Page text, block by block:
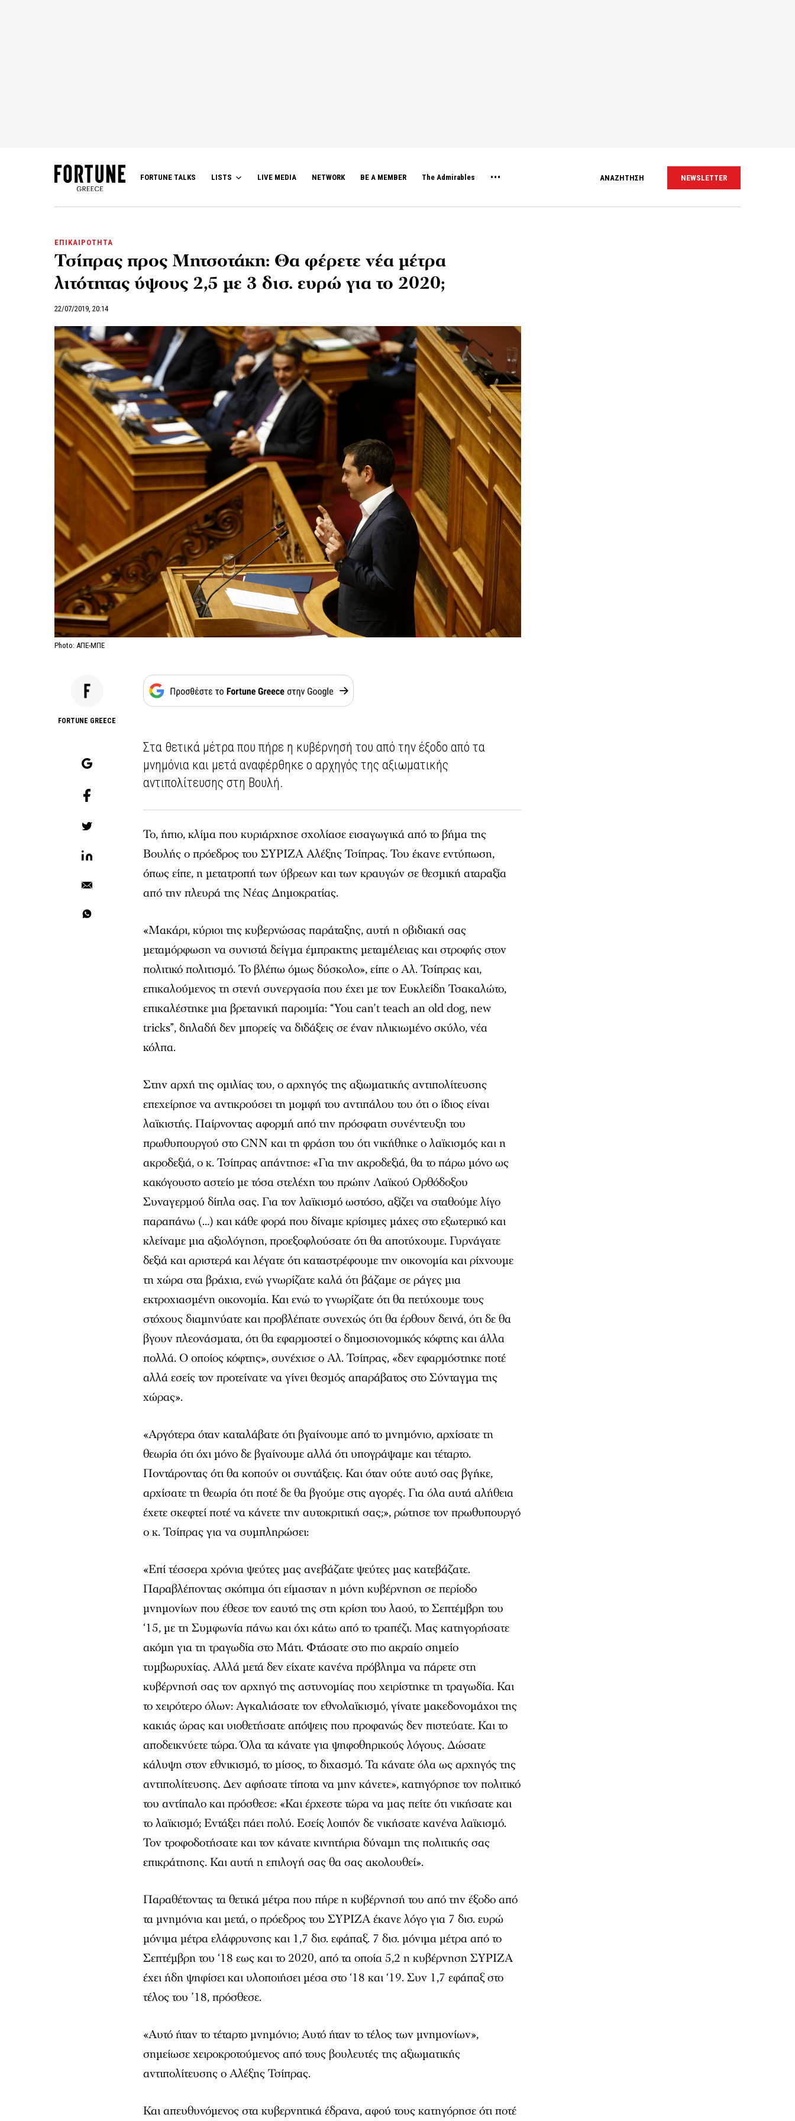
FORTUNE TALKS LISTS LIVE MEDIA NETWORK BE A MEMBER The Admirables ΑΝΑΖΗΤΗΣΗ NEWSLETTER
ΕΠΙΚΑΙΡΟΤΗΤΑ
Τσίπρας προς Μητσοτάκη: Θα φέρετε νέα μέτρα
λιτότητας ύψους 2,5 με 3 δισ. ευρώ για το 2020;
22/07/2019, 20:14
Photo: ΑΠΕ-ΜΠΕ
FORTUNE GREECE
Στα θετικά μέτρα που πήρε η κυβέρνησή του από την έξοδο από τα
μνημόνια και μετά αναφέρθηκε ο αρχηγός της αξιωματικής
αντιπολίτευσης στη Βουλή.
Το, ήπιο, κλίμα που κυριάρχησε σχολίασε εισαγωγικά από το βήμα της
Βουλής ο πρόεδρος του ΣΥΡΙΖΑ Αλέξης Τσίπρας. Του έκανε εντύπωση,
όπως είπε, η μετατροπή των ύβρεων και των κραυγών σε θεσμική αταραξία
από την πλευρά της Νέας Δημοκρατίας.
«Μακάρι, κύριοι της κυβερνώσας παράταξης, αυτή η οβιδιακή σας
μεταμόρφωση να συνιστά δείγμα έμπρακτης μεταμέλειας και στροφής στον
πολιτικό πολιτισμό. Το βλέπω όμως δύσκολο», είπε ο Αλ. Τσίπρας και,
επικαλούμενος τη στενή συνεργασία που έχει με τον Ευκλείδη Τσακαλώτο,
επικαλέστηκε μια βρετανική παροιμία: “You can’t teach an old dog, new
tricks”, δηλαδή δεν μπορείς να διδάξεις σε έναν ηλικιωμένο σκύλο, νέα
κόλπα.
Στην αρχή της ομιλίας του, ο αρχηγός της αξιωματικής αντιπολίτευσης
επεχείρησε να αντικρούσει τη μομφή του αντιπάλου του ότι ο ίδιος είναι
λαϊκιστής. Παίρνοντας αφορμή από την πρόσφατη συνέντευξη του
πρωθυπουργού στο CNN και τη φράση του ότι νικήθηκε ο λαϊκισμός και η
ακροδεξιά, ο κ. Τσίπρας απάντησε: «Για την ακροδεξιά, θα το πάρω μόνο ως
κακόγουστο αστείο με τόσα στελέχη του πρώην Λαϊκού Ορθόδοξου
Συναγερμού δίπλα σας. Για τον λαϊκισμό ωστόσο, αξίζει να σταθούμε λίγο
παραπάνω (…) και κάθε φορά που δίναμε κρίσιμες μάχες στο εξωτερικό και
κλείναμε μια αξιολόγηση, προεξοφλούσατε ότι θα αποτύχουμε. Γυρνάγατε
δεξιά και αριστερά και λέγατε ότι καταστρέφουμε την οικονομία και ρίχνουμε
τη χώρα στα βράχια, ενώ γνωρίζατε καλά ότι βάζαμε σε ράγες μια
εκτροχιασμένη οικονομία. Και ενώ το γνωρίζατε ότι θα πετύχουμε τους
στόχους διαμηνύατε και προβλέπατε συνεχώς ότι θα έρθουν δεινά, ότι δε θα
βγουν πλεονάσματα, ότι θα εφαρμοστεί ο δημοσιονομικός κόφτης και άλλα
πολλά. Ο οποίος κόφτης», συνέχισε ο Αλ. Τσίπρας, «δεν εφαρμόστηκε ποτέ
αλλά εσείς τον προτείνατε να γίνει θεσμός απαράβατος στο Σύνταγμα της
χώρας».
«Αργότερα όταν καταλάβατε ότι βγαίνουμε από το μνημόνιο, αρχίσατε τη
θεωρία ότι όχι μόνο δε βγαίνουμε αλλά ότι υπογράψαμε και τέταρτο.
Ποντάροντας ότι θα κοπούν οι συντάξεις. Και όταν ούτε αυτό σας βγήκε,
αρχίσατε τη θεωρία ότι ποτέ δε θα βγούμε στις αγορές. Για όλα αυτά αλήθεια
έχετε σκεφτεί ποτέ να κάνετε την αυτοκριτική σας;», ρώτησε τον πρωθυπουργό
ο κ. Τσίπρας για να συμπληρώσει:
«Επί τέσσερα χρόνια ψεύτες μας ανεβάζατε ψεύτες μας κατεβάζατε.
Παραβλέποντας σκόπιμα ότι είμασταν η μόνη κυβέρνηση σε περίοδο
μνημονίων που έθεσε τον εαυτό της στη κρίση του λαού, το Σεπτέμβρη του
‘15, με τη Συμφωνία πάνω και όχι κάτω από το τραπέζι. Μας κατηγορήσατε
ακόμη για τη τραγωδία στο Μάτι. Φτάσατε στο πιο ακραίο σημείο
τυμβωρυχίας. Αλλά μετά δεν είχατε κανένα πρόβλημα να πάρετε στη
κυβέρνησή σας τον αρχηγό της αστυνομίας που χειρίστηκε τη τραγωδία. Και
το χειρότερο όλων: Αγκαλιάσατε τον εθνολαϊκισμό, γίνατε μακεδονομάχοι της
κακιάς ώρας και υιοθετήσατε απόψεις που προφανώς δεν πιστεύατε. Και το
αποδεικνύετε τώρα. Όλα τα κάνατε για ψηφοθηρικούς λόγους. Δώσατε
κάλυψη στον εθνικισμό, το μίσος, το διχασμό. Τα κάνατε όλα ως αρχηγός της
αντιπολίτευσης. Δεν αφήσατε τίποτα να μην κάνετε», κατηγόρησε τον πολιτικό
του αντίπαλο και πρόσθεσε: «Και έρχεστε τώρα να μας πείτε ότι νικήσατε και
το λαϊκισμό; Εντάξει πάει πολύ. Εσείς λοιπόν δε νικήσατε κανένα λαϊκισμό.
Τον τροφοδοτήσατε και τον κάνατε κινητήρια δύναμη της πολιτικής σας
επικράτησης. Και αυτή η επιλογή σας θα σας ακολουθεί».
Παραθέτοντας τα θετικά μέτρα που πήρε η κυβέρνησή του από την έξοδο από
τα μνημόνια και μετά, ο πρόεδρος του ΣΥΡΙΖΑ έκανε λόγο για 7 δισ. ευρώ
μόνιμα μέτρα ελάφρυνσης και 1,7 δισ. εφάπαξ. 7 δισ. μόνιμα μέτρα από το
Σεπτέμβρη του ‘18 εως και το 2020, από τα οποία 5,2 η κυβέρνηση ΣΥΡΙΖΑ
έχει ήδη ψηφίσει και υλοποιήσει μέσα στο ‘18 και ‘19. Συν 1,7 εφάπαξ στο
τέλος του ’18, πρόσθεσε.
«Αυτό ήταν το τέταρτο μνημόνιο; Αυτό ήταν το τέλος των μνημονίων»,
σημείωσε χειροκροτούμενος από τους βουλευτές της αξιωματικής
αντιπολίτευσης ο Αλέξης Τσίπρας.
Και απευθυνόμενος στα κυβερνητικά έδρανα, αφού τους κατηγόρησε ότι ποτέ